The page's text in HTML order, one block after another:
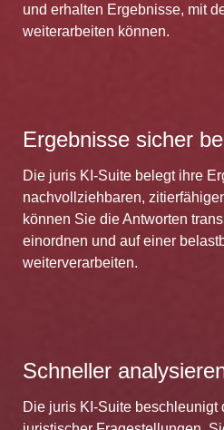
und erhalten Ergebnisse, mit
weiterarbeiten können.
Ergebnisse sicher
Die juris KI-Suite belegt ihre
nachvollziehbaren,
können Sie die Antworten
einordnen und auf einer
weiterverarbeiten.
Schneller
Die juris KI-Suite beschleunigt